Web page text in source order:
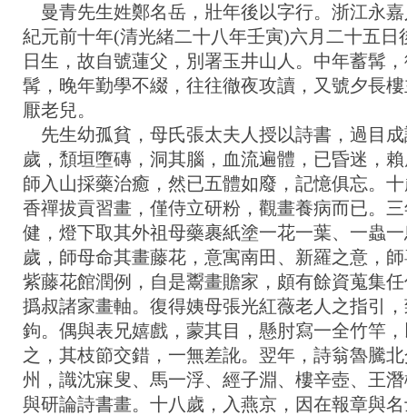
曼青先生姓鄭名岳，壯年後以字行。浙江永
紀元前十年(清光緒二十八年壬寅)六月二十五日
日生，故自號蓮父，別署玉井山人。中年蓄髯
髯，晚年勤學不綴，往往徹夜攻讀，又號夕長
厭老兒。
先生幼孤貧，母氏張太夫人授以詩書，過目
歲，頹垣墮磚，洞其腦，血流遍體，已昏迷，
師入山採藥治癒，然已五體如廢，記憶俱忘。
香禪拔貢習畫，僅侍立研粉，觀畫養病而已。
健，燈下取其外祖母藥裹紙塗一花一葉、一蟲
歲，師母命其畫藤花，意寓南田、新羅之意，
紫藤花館潤例，自是鬻畫贍家，頗有餘資蒐集
撝叔諸家畫軸。復得姨母張光紅薇老人之指引
鉤。偶與表兄嬉戲，蒙其目，懸肘寫一全竹竿
之，其枝節交錯，一無差訛。翌年，詩翁魯騰
州，識沈寐叟、馬一浮、經子淵、樓辛壺、王
與研論詩書畫。十八歲，入燕京，因在報章與